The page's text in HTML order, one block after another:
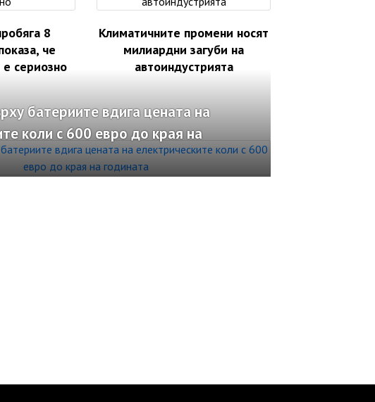
8
че
сериозно
Климатичните промени носят
милиардни загуби на
автоиндустрията
батериите вдига цената на
коли с 600 евро до края на